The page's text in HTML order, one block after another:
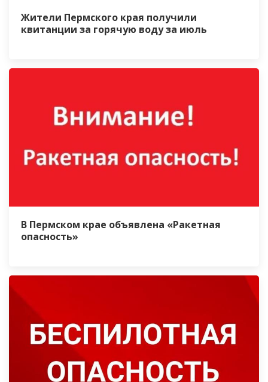
Жители Пермского края получили
квитанции за горячую воду за июль
В Пермском крае объявлена «Ракетная
опасность»